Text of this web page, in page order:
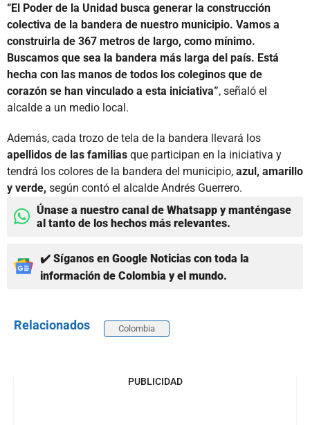
“El Poder de la Unidad busca generar la construcción
colectiva de la bandera de nuestro municipio. Vamos a
construirla de 367 metros de largo, como mínimo.
Buscamos que sea la bandera más larga del país. Está
hecha con las manos de todos los coleginos que de
corazón se han vinculado a esta iniciativa”, señaló el
alcalde a un medio local.
Además, cada trozo de tela de la bandera llevará los
apellidos de las familias que participan en la iniciativa y
tendrá los colores de la bandera del municipio, azul, amarillo
y verde, según contó el alcalde Andrés Guerrero.
Únase a nuestro canal de Whatsapp y manténgase
al tanto de los hechos más relevantes.
✔️ Síganos en Google Noticias con toda la
información de Colombia y el mundo.
Relacionados Colombia
PUBLICIDAD